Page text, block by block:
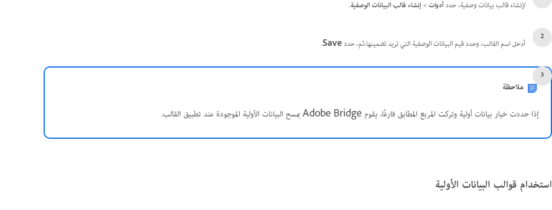
لإنشاء قالب بيانات وصفية، حددأدوات>إنشاء قالب البيانات الوصفية.
أدخل اسم القالب، وحدد قيم البيانات الوصفية التي تريد تضمينها.ثم، حددSave
.
ملاحظة
إذا حددت خيار بيانات أولية وتركت المربع المطابق فارغًا، يقوم Adobe Bridge بمسح البيانات الأولية الموجودة عند تطبيق القالب.
استخدام قوالب البيانات الأولية